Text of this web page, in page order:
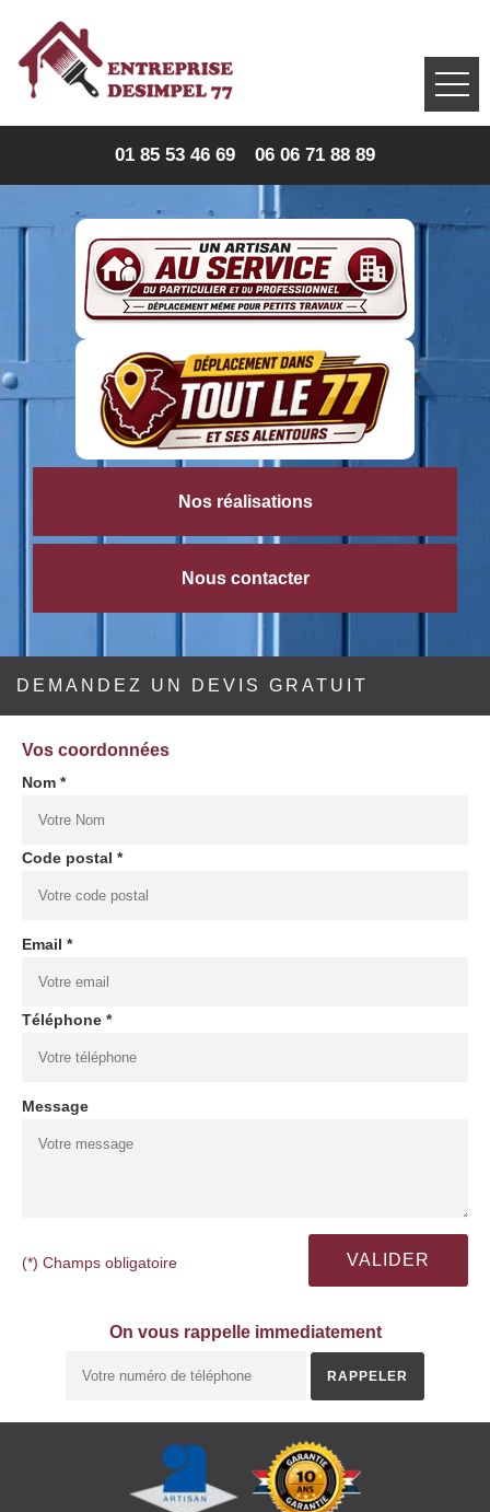
01 85 53 46 69 06 06 71 88 89
Nos réalisations
Nous contacter
DEMANDEZ UN DEVIS GRATUIT
Vos coordonnées
Nom *
Code postal *
Email *
Téléphone *
Message
(*) Champs obligatoire
On vous rappelle immediatement